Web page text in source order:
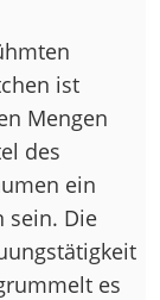
ist
Mengen
des
ein
sein. Die
es